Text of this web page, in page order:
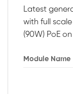
Latest
with full
(90W) PoE
Module Name